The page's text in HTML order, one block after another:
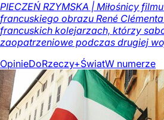
PIECZEŃ RZYMSKA | Miłośnicy
francuskiego obrazu René
francuskich kolejarzach, którzy
zaopatrzeniowe podczas drugiej
OpinieDoRzeczy+ŚwiatW numerze